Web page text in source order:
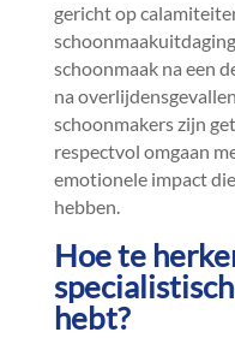
gericht op
schoonmaak na een
na
schoonmakers zijn
respectvol omgaan
emotionele impact
hebben.​
Hoe te
hebt?